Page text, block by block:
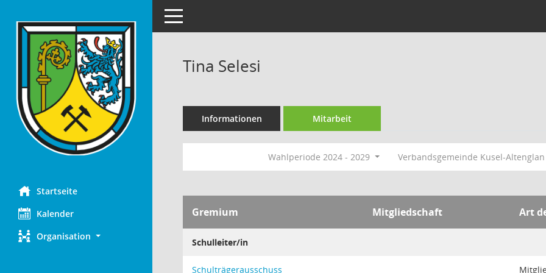
Startseite
Kalender
Organisation
Toggle navigation
Tina Selesi
Informationen Mitarbeit
Wahlperiode 2024 - 2029 Verbandsgemeinde Kusel-Altenglan
Gremium Mitgliedschaft Art
Schulleiter/in
Schulträgerausschuss